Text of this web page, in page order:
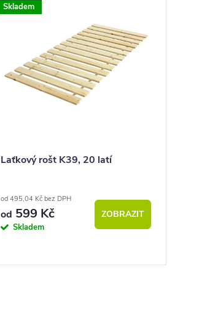
Skladem
Laťkový rošt K39, 20 latí
od 495,04 Kč bez DPH
od 599 Kč
Skladem
ZOBRAZIT